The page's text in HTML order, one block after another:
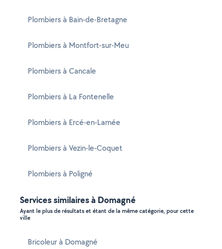
Plombiers à Bain-de-Bretagne
Plombiers à Montfort-sur-Meu
Plombiers à Cancale
Plombiers à La Fontenelle
Plombiers à Ercé-en-Lamée
Plombiers à Vezin-le-Coquet
Plombiers à Poligné
Services similaires à Domagné
Ayant le plus de résultats et étant de la même catégorie, pour cette
ville
Bricoleur à Domagné